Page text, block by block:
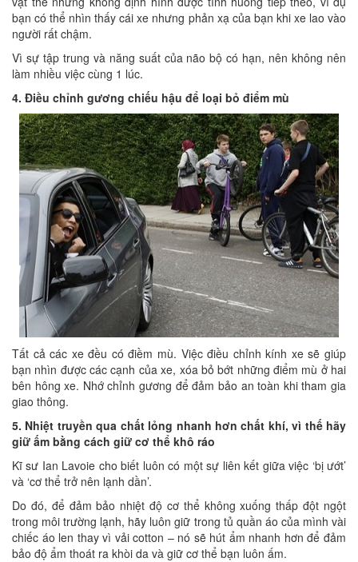
bạn có thể nhìn thấy cái xe nhưng phản xạ của bạn khi xe lao vào
người rất chậm.
Vì sự tập trung và năng suất của não bộ có hạn, nên không nên
làm nhiều việc cùng 1 lúc.
4. Điều chỉnh gương chiếu hậu để loại bỏ điểm mù
Tất cả các xe đều có điềm mù. Việc điều chỉnh kính xe sẽ giúp
bạn nhìn được các cạnh của xe, xóa bỏ bớt những điểm mù ở hai
bên hông xe. Nhớ chỉnh gương để đảm bảo an toàn khi tham gia
giao thông.
5. Nhiệt truyền qua chất lỏng nhanh hơn chất khí, vì thế hãy
giữ ấm bằng cách giữ cơ thể khô ráo
Kĩ sư Ian Lavoie cho biết luôn có một sự liên kết giữa việc ‘bị ướt’
và ‘cơ thể trở nên lạnh dần’.
Do đó, để đảm bảo nhiệt độ cơ thể không xuống thấp đột ngột
trong môi trường lạnh, hãy luôn giữ trong tủ quần áo của mình vài
chiếc áo len thay vì vải cotton – nó sẽ hút ẩm nhanh hơn để đảm
bảo độ ẩm thoát ra khòi da và giữ cơ thể bạn luôn ấm.